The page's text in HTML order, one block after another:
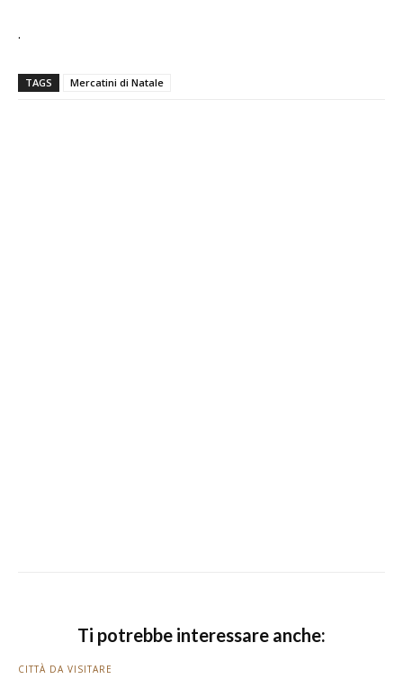
.
TAGS Mercatini di Natale
Ti potrebbe interessare anche:
CITTÀ DA VISITARE